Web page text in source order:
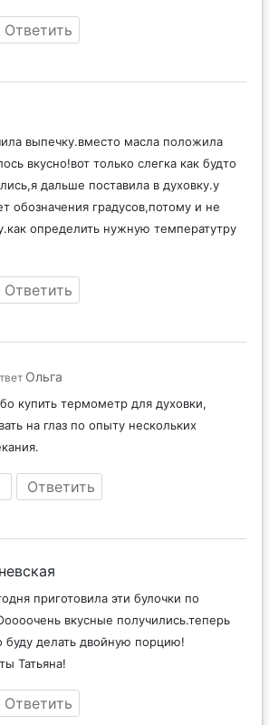
Ответить
выпечку.вместо масла положила
вкусно!вот только слегка как будто
дальше поставила в духовку.у
обозначения градусов,потому и не
определить нужную температутру
Ответить
Ольга
купить термометр для духовки,
на глаз по опыту нескольких
Ответить
приготовила эти булочки по
вкусные получились.теперь
буду делать двойную порцию!
Татьяна!
Ответить